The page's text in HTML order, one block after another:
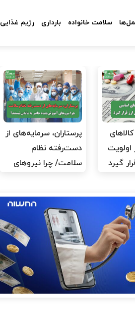
سلامت خانواده بارداری رژیم غذایی
اولویت
گیرد
پرستاران، سرمایه‌های از
دست‌رفته نظام
سلامت/ چرا نیروهای